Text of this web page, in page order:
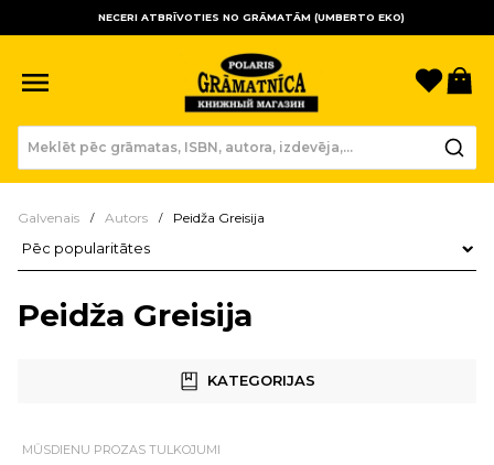
NECERI ATBRĪVOTIES NO GRĀMATĀM (UMBERTO EKO)
Galvenais Autors Peidža Greisija
Peidža Greisija
KATEGORIJAS
MŪSDIENU PROZAS TULKOJUMI